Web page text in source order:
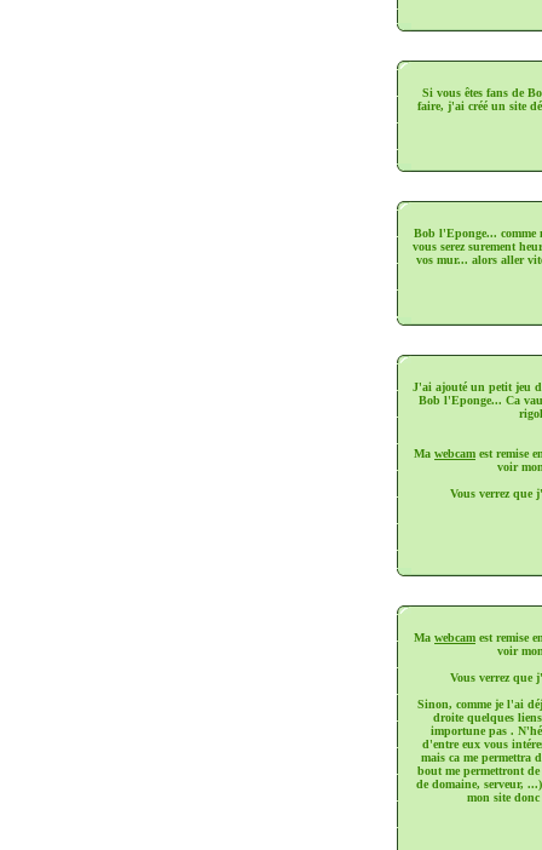
Si vous êtes fans de
faire, j'ai créé un site
Bob l'Eponge... comme
vous serez surement
vos mur... alors aller
J'ai ajouté un petit jeu
Bob l'Eponge... Ca
Ma webcam est remise
voir
Vous verrez que
Ma webcam est remise
voir
Vous verrez que
Sinon, comme je l'ai
droite quelques
importune pas.
d'entre eux vous
mais ca me permettra
bout me permettront
de domaine, serveur,
mon site